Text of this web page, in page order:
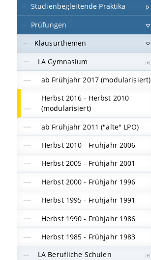
Studienbegleitende Praktika
Prüfungen
Klausurthemen
LA Gymnasium
ab Frühjahr 2017 (modularisiert)
Herbst 2016 - Herbst 2010
(modularisiert)
ab Frühjahr 2011 ("alte" LPO)
Herbst 2010 - Frühjahr 2006
Herbst 2005 - Frühjahr 2001
Herbst 2000 - Frühjahr 1996
Herbst 1995 - Frühjahr 1991
Herbst 1990 - Frühjahr 1986
Herbst 1985 - Frühjahr 1983
LA Berufliche Schulen